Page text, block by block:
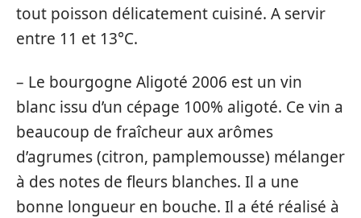
tout poisson délicatement cuisiné. A servir
entre 11 et 13°C.
– Le bourgogne Aligoté 2006 est un vin
blanc issu d’un cépage 100% aligoté. Ce vin a
beaucoup de fraîcheur aux arômes
d’agrumes (citron, pamplemousse) mélanger
à des notes de fleurs blanches. Il a une
bonne longueur en bouche. Il a été réalisé à